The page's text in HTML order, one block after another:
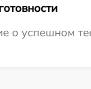
о успешном